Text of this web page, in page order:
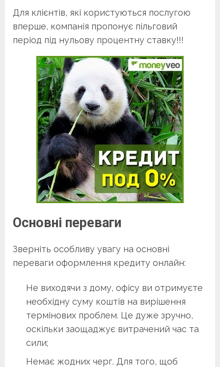
Для клієнтів, які користуються послугою
вперше, компанія пропонує пільговий
період під нульову процентну ставку!!!
Основні переваги
Зверніть особливу увагу на основні
переваги оформлення кредиту онлайн:
Не виходячи з дому, офісу ви отримуєте
необхідну суму коштів на вирішення
термінових проблем. Це дуже зручно,
оскільки заощаджує витрачений час та
сили;
Немає жодних черг. Для того, щоб